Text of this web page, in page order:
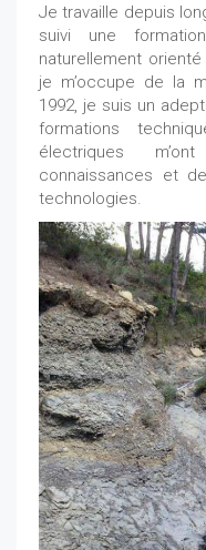
Je travaille depuis
suivi une
naturellement
je m’occupe de la
1992, je suis un
formations
électriques
connaissances et
technologies.